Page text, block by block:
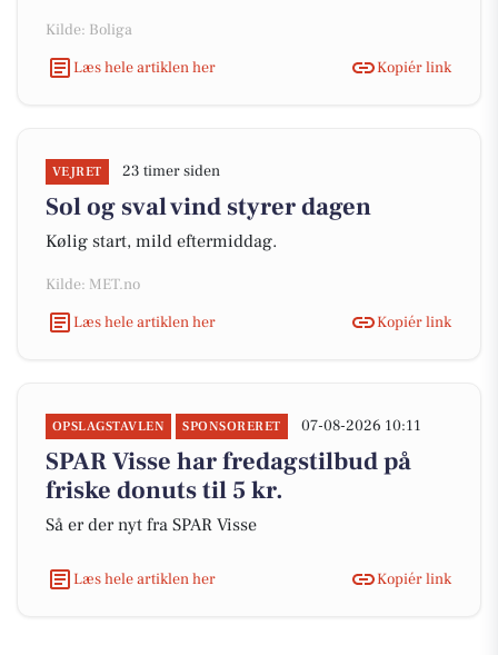
Kilde: Boliga
Læs hele artiklen her
Kopiér link
VEJRET 23 timer siden
Sol og sval vind styrer dagen
Kølig start, mild eftermiddag.
Kilde: MET.no
Læs hele artiklen her
Kopiér link
OPSLAGSTAVLEN SPONSORERET 07-08-2026 10:11
SPAR Visse har fredagstilbud på
friske donuts til 5 kr.
Så er der nyt fra SPAR Visse
Læs hele artiklen her Kopiér link